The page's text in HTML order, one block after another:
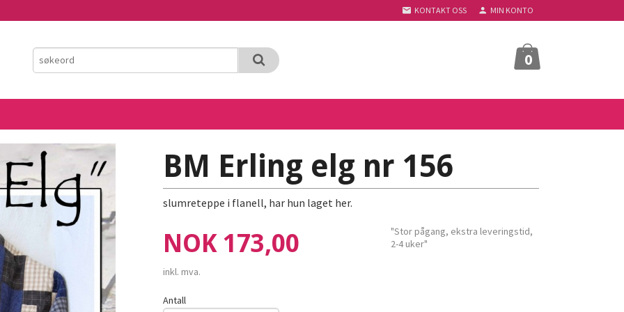
KONTAKT OSS MIN KONTO
0
BM Erling elg nr 156
slumreteppe i flanell, har hun laget her.
Pris
NOK 173,00
inkl. mva.
"Stor pågang, ekstra leveringstid,
2-4 uker"
Antall